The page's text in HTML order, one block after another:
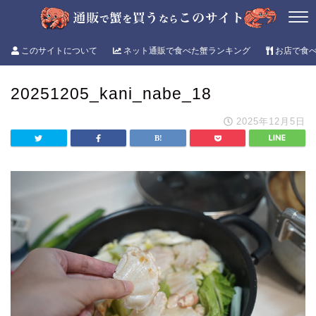
このサイトについて ネット通販で食べた蟹ランキング お店で食
20251205_kani_nabe_18
2025年12月5日